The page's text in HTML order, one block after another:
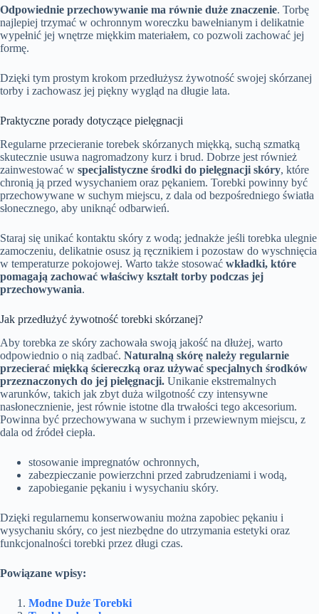
Odpowiednie przechowywanie ma równie duże znaczenie. Torbę
najlepiej trzymać w ochronnym woreczku bawełnianym i delikatnie
wypełnić jej wnętrze miękkim materiałem, co pozwoli zachować jej
formę.
Dzięki tym prostym krokom przedłużysz żywotność swojej skórzanej
torby i zachowasz jej piękny wygląd na długie lata.
Praktyczne porady dotyczące pielęgnacji
Regularne przecieranie torebek skórzanych miękką, suchą szmatką
skutecznie usuwa nagromadzony kurz i brud. Dobrze jest również
zainwestować w specjalistyczne środki do pielęgnacji skóry, które
chronią ją przed wysychaniem oraz pękaniem. Torebki powinny być
przechowywane w suchym miejscu, z dala od bezpośredniego światła
słonecznego, aby uniknąć odbarwień.
Staraj się unikać kontaktu skóry z wodą; jednakże jeśli torebka ulegnie
zamoczeniu, delikatnie osusz ją ręcznikiem i pozostaw do wyschnięcia
w temperaturze pokojowej. Warto także stosować wkładki, które
pomagają zachować właściwy kształt torby podczas jej
przechowywania.
Jak przedłużyć żywotność torebki skórzanej?
Aby torebka ze skóry zachowała swoją jakość na dłużej, warto
odpowiednio o nią zadbać. Naturalną skórę należy regularnie
przecierać miękką ściereczką oraz używać specjalnych środków
przeznaczonych do jej pielęgnacji. Unikanie ekstremalnych
warunków, takich jak zbyt duża wilgotność czy intensywne
nasłonecznienie, jest równie istotne dla trwałości tego akcesorium.
Powinna być przechowywana w suchym i przewiewnym miejscu, z
dala od źródeł ciepła.
stosowanie impregnatów ochronnych,
zabezpieczanie powierzchni przed zabrudzeniami i wodą,
zapobieganie pękaniu i wysychaniu skóry.
Dzięki regularnemu konserwowaniu można zapobiec pękaniu i
wysychaniu skóry, co jest niezbędne do utrzymania estetyki oraz
funkcjonalności torebki przez długi czas.
Powiązane wpisy:
Modne Duże Torebki